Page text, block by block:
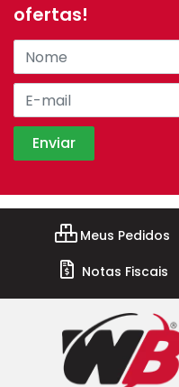
ofertas!
Meus Pedidos
Notas Fiscais